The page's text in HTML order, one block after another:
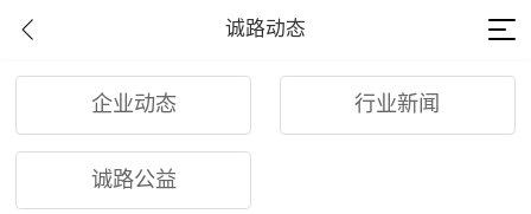
诚路动态
企业动态 行业新闻
诚路公益